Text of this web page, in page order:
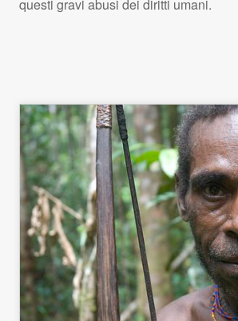
questi gravi abusi dei diritti umani.